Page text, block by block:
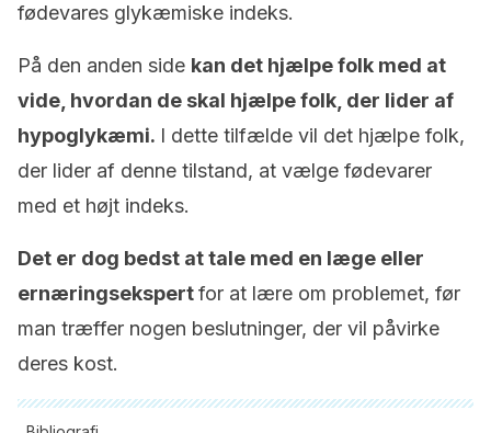
fødevares glykæmiske indeks.
På den anden side kan det hjælpe folk med at
vide, hvordan de skal hjælpe folk, der lider af
hypoglykæmi. I dette tilfælde vil det hjælpe folk,
der lider af denne tilstand, at vælge fødevarer
med et højt indeks.
Det er dog bedst at tale med en læge eller
ernæringsekspertfor at lære om problemet, før
man træffer nogen beslutninger, der vil påvirke
deres kost.